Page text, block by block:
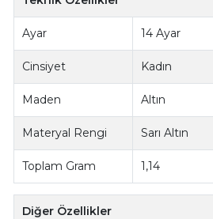
Ayar 14 Ayar
Cinsiyet Kadın
Maden Altın
Materyal Rengi Sarı Altın
Toplam Gram 1,14
Diğer Özellikler